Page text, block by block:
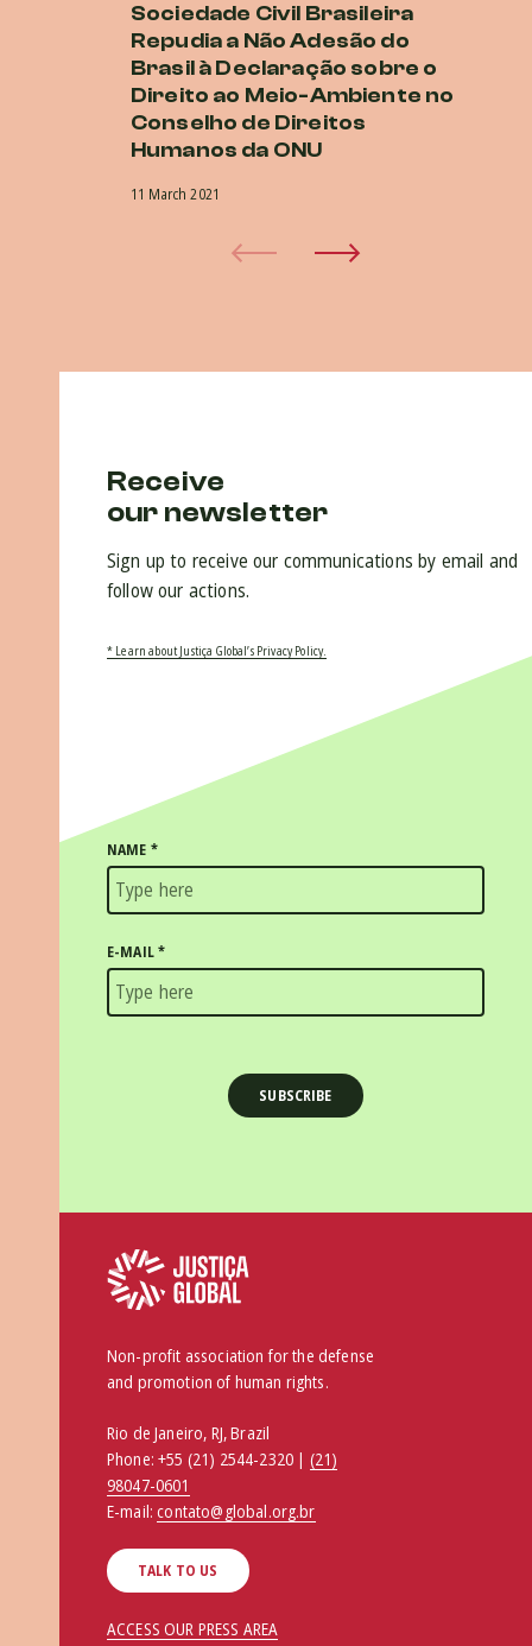
Sociedade Civil Brasileira
Repudia a Não Adesão do
Brasil à Declaração sobre o
Direito ao Meio-Ambiente no
Conselho de Direitos
Humanos da ONU
11 March 2021
Receive
our newsletter
Sign up to receive our communications by email and
follow our actions.
* Learn about Justiça Global’s Privacy Policy.
NAME *
E-MAIL*
Non-profit association for the defense
and promotion of human rights.
Rio de Janeiro, RJ, Brazil
Phone:+55 (21) 2544-2320 | (21)
98047-0601
E-mail:contato@global.org.br
TALK TO US
ACCESS OUR PRESS AREA